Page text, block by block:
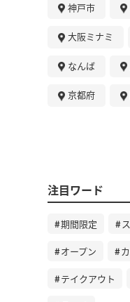
神戸市
大阪ミナミ
なんば
京都府
注目ワード
期間限定
オープン
テイクアウト